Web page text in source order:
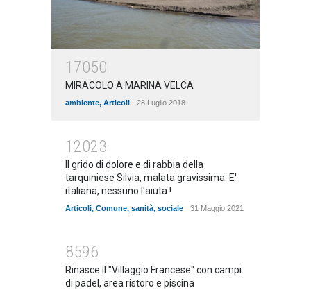
17050
MIRACOLO A MARINA VELCA
ambiente, Articoli 28 Luglio 2018
12023
Il grido di dolore e di rabbia della
tarquiniese Silvia, malata gravissima. E'
italiana, nessuno l'aiuta !
Articoli, Comune, sanità, sociale 31 Maggio 2021
8596
Rinasce il "Villaggio Francese" con campi
di padel, area ristoro e piscina